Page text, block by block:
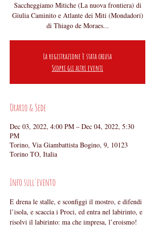
Saccheggiamo Mitiche (La nuova frontiera) di
Giulia Caminito e Atlante dei Miti (Mondadori)
di Thiago de Moraes...
La registrazione è stata chiusa
Scopri gli altri eventi
Orario & Sede
Dec 03, 2022, 4:00 PM – Dec 04, 2022, 5:30
PM
Torino, Via Giambattista Bogino, 9, 10123
Torino TO, Italia
Info sull'evento
E drena le stalle, e sconfiggi il mostro, e difendi
l’isola, e scaccia i Proci, ed entra nel labirinto, e
risolvi il labirinto: ma che impresa, l’eroismo!